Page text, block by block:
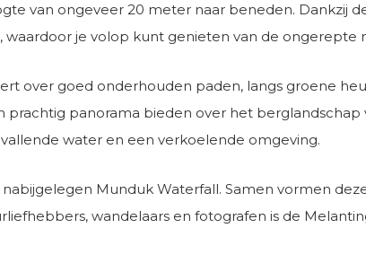
van ongeveer 20 meter naar beneden. Dankzij
je volop kunt genieten van de ongerepte
over goed onderhouden paden, langs groene
panorama bieden over het berglandschap
water en een verkoelende omgeving.
Munduk Waterfall. Samen vormen
wandelaars en fotografen is de